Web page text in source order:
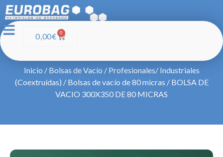
0,00€ 0
Inicio / Bolsas de Vacío / Profesionales/ Industriales
(Coextruídas) / Bolsas de vacío de 80 micras / BOLSA DE
VACIO 300X350 DE 80 MICRAS